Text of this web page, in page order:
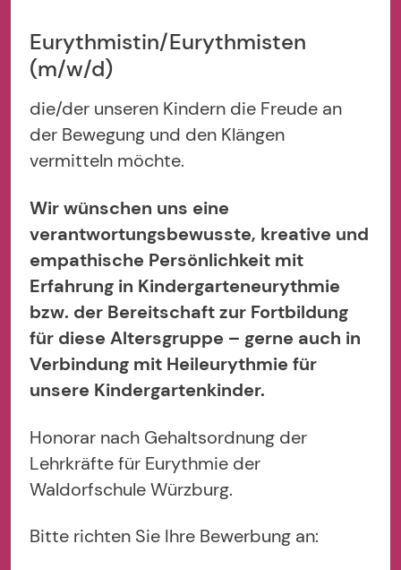
Eurythmistin/Eurythmisten
(m/w/d)
die/der unseren Kindern die Freude an
der Bewegung und den Klängen
vermitteln möchte.
Wir wünschen uns eine
verantwortungsbewusste, kreative und
empathische Persönlichkeit mit
Erfahrung in Kindergarteneurythmie
bzw. der Bereitschaft zur Fortbildung
für diese Altersgruppe – gerne auch in
Verbindung mit Heileurythmie für
unsere Kindergartenkinder.
Honorar nach Gehaltsordnung der
Lehrkräfte für Eurythmie der
Waldorfschule Würzburg.
Bitte richten Sie Ihre Bewerbung an: